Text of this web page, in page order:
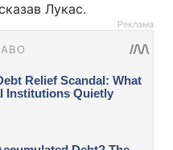
Лукас.
Реклама